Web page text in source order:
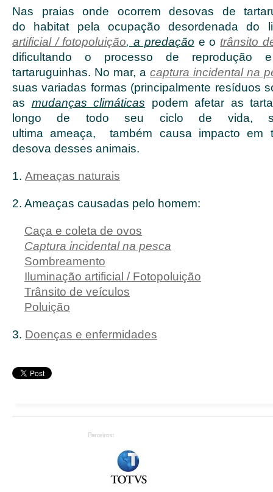
Nas praias onde ocorrem desovas de
do habitat pela ocupação desordenada do
artificial / fotopoluição, a predação e o trânsito
dificultando o processo de reprodução
tartaruguinhas. No mar, a captura incidental na
suas variadas formas (principalmente resíduos
as mudanças climáticas podem afetar as
longo de todo seu ciclo de vida,
ultima ameaça, também causa impacto em
desova desses animais.
1. Ameaças naturais
2. Ameaças causadas pelo homem:
Caça e coleta de ovos
Captura incidental na pesca
Sombreamento
Iluminação artificial / Fotopoluição
Trânsito de veículos
Poluição
3. Doenças e enfermidades